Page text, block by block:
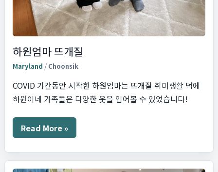
하원엄마 뜨개질
Maryland / Choonsik
COVID 기간동안 시작한 하원엄마는 뜨개질 취미생활 덕에
하원이네 가족들은 다양한 옷을 입어볼 수 있었습니다!
하
원
마
뜨
개
Read More »